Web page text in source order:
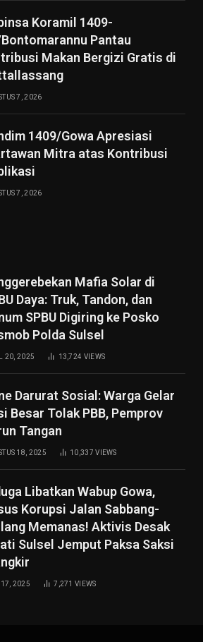
Koramil 1409-
Pantau
Makan Bergizi Gratis di
7, 2026
1409/Gowa Apresiasi
Mitra atas Kontribusi
7, 2026
Mafia Solar di
Daya: Truk, Tandon, dan
SPBU Digiring ke Posko
Polda Sulsel
20, 2025 13,724 VIEWS
Darurat Sosial: Warga Gelar
Besar Tolak PBB, Pemprov
Tangan
18, 2025 10,337VIEWS
Libatkan Wabup Gowa,
Korupsi Jalan Sabbang-
Memanas! Aktivis Desak
Sulsel Jemput Paksa Saksi
2025 7,271VIEWS